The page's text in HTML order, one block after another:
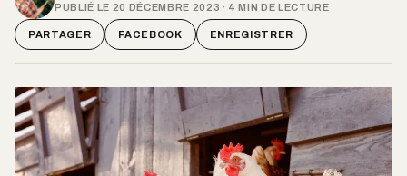
PUBLIÉ LE 20 DÉCEMBRE 2023 · 4 MIN DE LECTURE
PARTAGER FACEBOOK ENREGISTRER